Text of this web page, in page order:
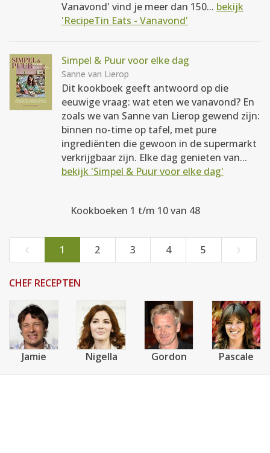
Vanavond' vind je meer dan 150... bekijk
'RecipeTin Eats - Vanavond'
Simpel & Puur voor elke dag
Sanne van Lierop
Dit kookboek geeft antwoord op die
eeuwige vraag: wat eten we vanavond? En
zoals we van Sanne van Lierop gewend zijn:
binnen no-time op tafel, met pure
ingrediënten die gewoon in de supermarkt
verkrijgbaar zijn. Elke dag genieten van...
bekijk 'Simpel & Puur voor elke dag'
Kookboeken 1 t/m 10 van 48
‹ 1 2 3 4 5 ›
CHEF RECEPTEN
Jamie Nigella Gordon Pascale